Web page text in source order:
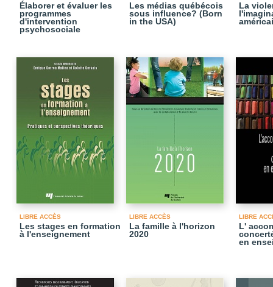
Élaborer et évaluer les
programmes
d'intervention
psychosociale
Les médias québécois
sous influence? (Born
in the USA)
La
LIBRE ACCÈS
Les stages en formation
à l'enseignement
LIBRE ACCÈS
La famille à l'horizon
2020
LIBRE
L'
en